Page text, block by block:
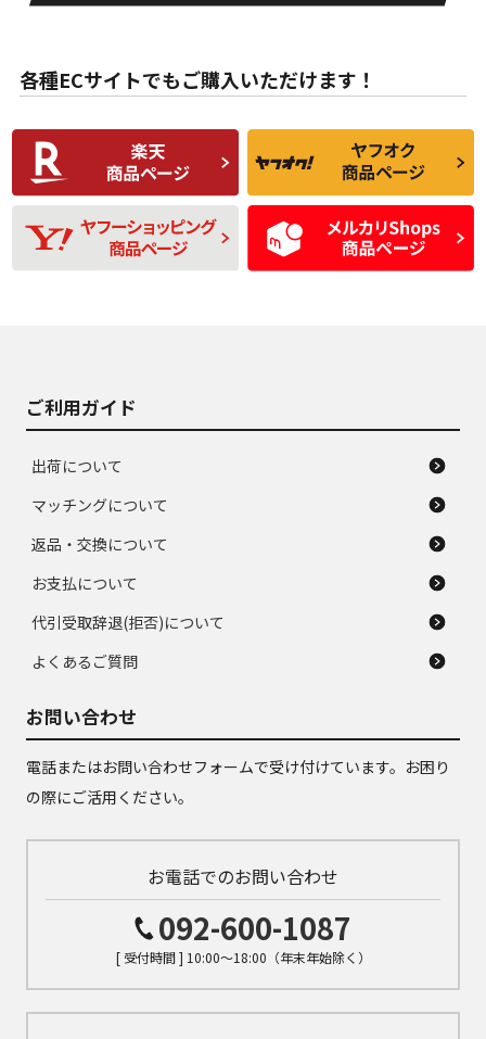
な中古品
んどない中古品
C
使用感や傷があり、
比較的きれいな中古
品
C
偏磨耗・劣化は感じ
られるが、使用に問
題のない中古品
D
使用感や目立つ傷が
あり、一般的な中古
品
D
残り溝も少なく、偏
磨耗がみられ、短期
間使用できるくらい
の中古品
各種ECサイトでもご購入いただけます！
ご利用ガイド
出荷について
マッチングについて
返品・交換について
お支払について
代引受取辞退(拒否)について
よくあるご質問
お問い合わせ
電話またはお問い合わせフォームで受け付けています。お困り
の際にご活用ください。
お電話でのお問い合わせ
092-600-1087
[ 受付時間 ] 10:00～18:00（年末年始除く）